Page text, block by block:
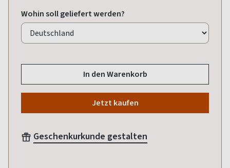
Wohin soll geliefert werden?
In den Warenkorb
Jetzt kaufen
Geschenkurkunde gestalten